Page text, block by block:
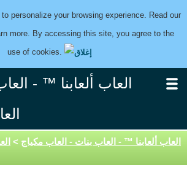
personalize your browsing experience. Read our
more. By accessing this site, you agree to the
use of cookies.
العاب ألعابنا ™ -
العاب ألعابنا ™ - العاب بنات - العاب مكياج >